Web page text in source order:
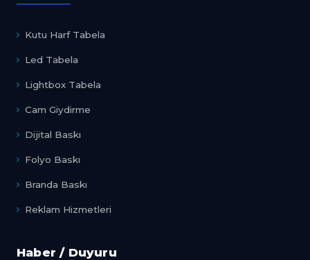
Kutu Harf Tabela
Led Tabela
Lightbox Tabela
Cam Giydirme
Dijital Baskı
Folyo Baskı
Branda Baskı
Reklam Hizmetleri
Haber / Duyuru